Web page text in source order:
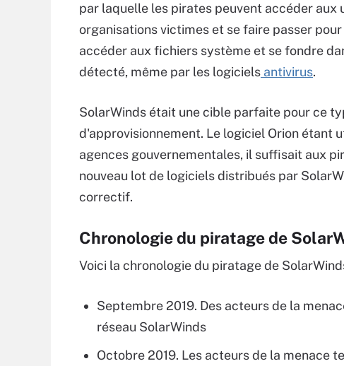
par laquelle les pirates peuvent accéder
organisations victimes et se faire passer
accéder aux fichiers système et se fondre
détecté, même par les logiciels antivirus.
SolarWinds était une cible parfaite pour ce
d'approvisionnement. Le logiciel Orion étant
agences gouvernementales, il suffisait aux
nouveau lot de logiciels distribués par
correctif.
Chronologie du piratage de
Voici la chronologie du piratage de
Septembre 2019. Des acteurs de la
réseau SolarWinds
Octobre 2019. Les acteurs de la menace